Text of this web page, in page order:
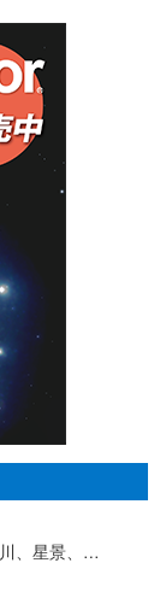
、星景、…